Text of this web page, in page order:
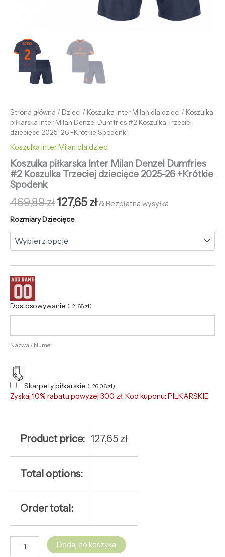
Strona główna / Dzieci / Koszulka Inter Milan dla dzieci / Koszulka
piłkarska Inter Milan Denzel Dumfries #2 Koszulka Trzeciej
dziecięce 2025-26 +Krótkie Spodenk
Koszulka Inter Milan dla dzieci
Koszulka piłkarska Inter Milan Denzel Dumfries
#2 Koszulka Trzeciej dziecięce 2025-26 +Krótkie
Spodenk
469,89zł127,65zł & Bezpłatna wysyłka
Rozmiary Dziecięce
Dostosowywanie (+21,68 zł)
Nazwa / Numer
Skarpety piłkarskie (+26,06 zł)
Zyskaj 10% rabatu powyżej 300 zł, Kod kuponu: PILKARSKIE
Product price: 127,65 zł
Total options:
Order total:
Dodaj do koszyka